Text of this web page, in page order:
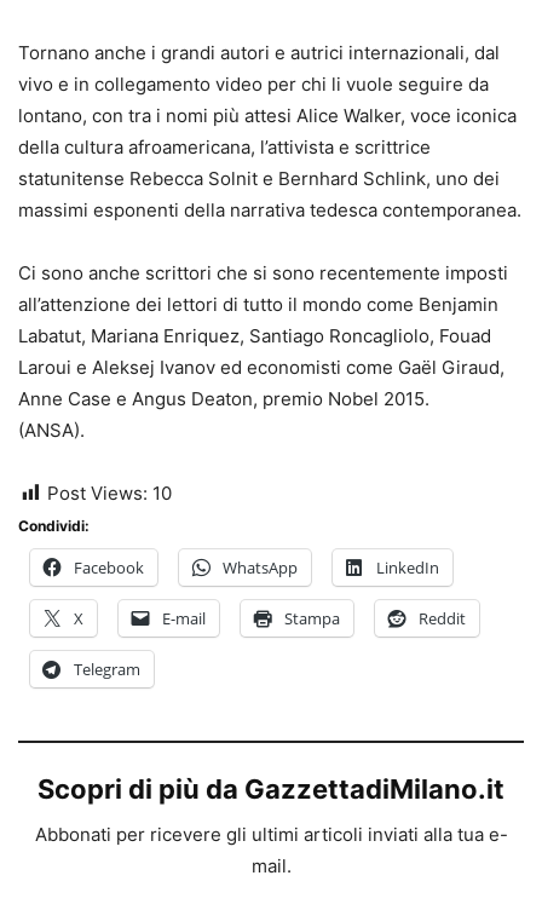
Tornano anche i grandi autori e autrici internazionali, dal
vivo e in collegamento video per chi li vuole seguire da
lontano, con tra i nomi più attesi Alice Walker, voce iconica
della cultura afroamericana, l’attivista e scrittrice
statunitense Rebecca Solnit e Bernhard Schlink, uno dei
massimi esponenti della narrativa tedesca contemporanea.
Ci sono anche scrittori che si sono recentemente imposti
all’attenzione dei lettori di tutto il mondo come Benjamin
Labatut, Mariana Enriquez, Santiago Roncagliolo, Fouad
Laroui e Aleksej Ivanov ed economisti come Gaël Giraud,
Anne Case e Angus Deaton, premio Nobel 2015.
(ANSA).
Post Views: 10
Condividi:
Facebook WhatsApp LinkedIn
X E-mail Stampa Reddit
Telegram
Scopri di più da GazzettadiMilano.it
Abbonati per ricevere gli ultimi articoli inviati alla tua e-
mail.